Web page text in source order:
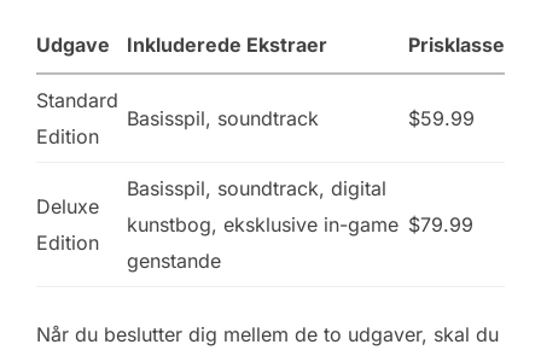
Udgave Inkluderede Ekstraer Prisklasse
Standard
Edition
Basisspil, soundtrack $59.99
Deluxe
Edition
Basisspil, soundtrack, digital
kunstbog, eksklusive in-game
genstande
$79.99
Når du beslutter dig mellem de to udgaver, skal du